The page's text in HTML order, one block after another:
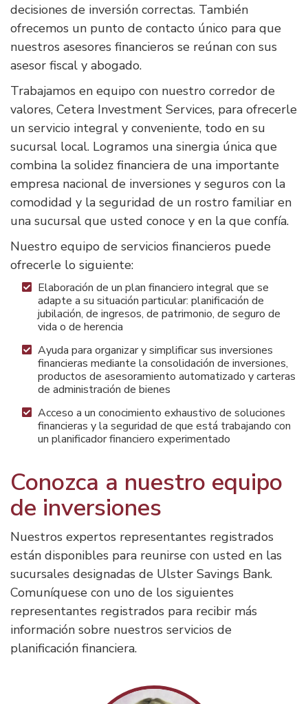
decisiones de inversión correctas. También
ofrecemos un punto de contacto único para que
nuestros asesores financieros se reúnan con sus
asesor fiscal y abogado.
Trabajamos en equipo con nuestro corredor de
valores, Cetera Investment Services, para ofrecerle
un servicio integral y conveniente, todo en su
sucursal local. Logramos una sinergia única que
combina la solidez financiera de una importante
empresa nacional de inversiones y seguros con la
comodidad y la seguridad de un rostro familiar en
una sucursal que usted conoce y en la que confía.
Nuestro equipo de servicios financieros puede
ofrecerle lo siguiente:
Elaboración de un plan financiero integral que se
adapte a su situación particular: planificación de
jubilación, de ingresos, de patrimonio, de seguro de
vida o de herencia
Ayuda para organizar y simplificar sus inversiones
financieras mediante la consolidación de inversiones,
productos de asesoramiento automatizado y carteras
de administración de bienes
Acceso a un conocimiento exhaustivo de soluciones
financieras y la seguridad de que está trabajando con
un planificador financiero experimentado
Conozca a nuestro equipo
de inversiones
Nuestros expertos representantes registrados
están disponibles para reunirse con usted en las
sucursales designadas de Ulster Savings Bank.
Comuníquese con uno de los siguientes
representantes registrados para recibir más
información sobre nuestros servicios de
planificación financiera.